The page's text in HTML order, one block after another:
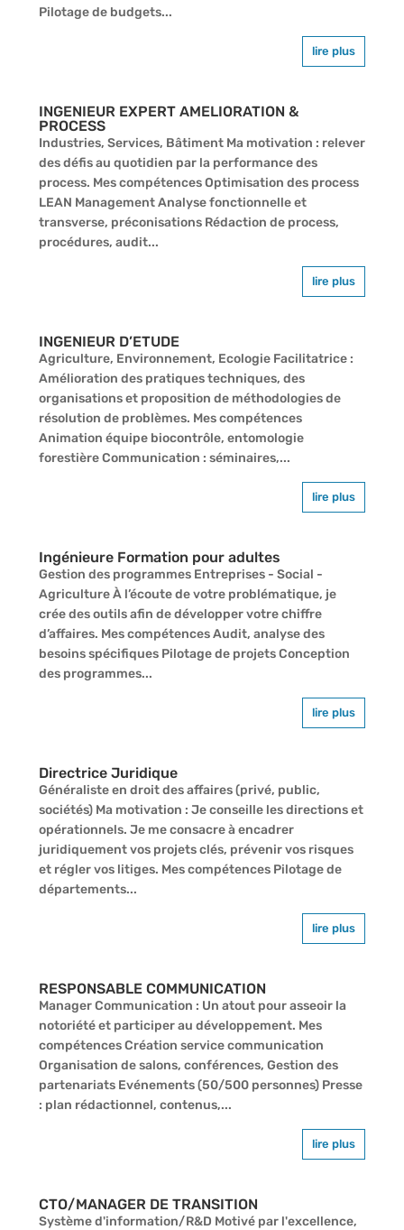
Pilotage de budgets...
lire plus
INGENIEUR EXPERT AMELIORATION &
PROCESS
Industries, Services, Bâtiment Ma motivation : relever
des défis au quotidien par la performance des
process. Mes compétences Optimisation des process
LEAN Management Analyse fonctionnelle et
transverse, préconisations Rédaction de process,
procédures, audit...
lire plus
INGENIEUR D’ETUDE
Agriculture, Environnement, Ecologie Facilitatrice :
Amélioration des pratiques techniques, des
organisations et proposition de méthodologies de
résolution de problèmes. Mes compétences
Animation équipe biocontrôle, entomologie
forestière Communication : séminaires,...
lire plus
Ingénieure Formation pour adultes
Gestion des programmes Entreprises - Social -
Agriculture À l’écoute de votre problématique, je
crée des outils afin de développer votre chiffre
d’affaires. Mes compétences Audit, analyse des
besoins spécifiques Pilotage de projets Conception
des programmes...
lire plus
Directrice Juridique
Généraliste en droit des affaires (privé, public,
sociétés) Ma motivation : Je conseille les directions et
opérationnels. Je me consacre à encadrer
juridiquement vos projets clés, prévenir vos risques
et régler vos litiges. Mes compétences Pilotage de
départements...
lire plus
RESPONSABLE COMMUNICATION
Manager Communication : Un atout pour asseoir la
notoriété et participer au développement. Mes
compétences Création service communication
Organisation de salons, conférences, Gestion des
partenariats Evénements (50/500 personnes) Presse
: plan rédactionnel, contenus,...
lire plus
CTO/MANAGER DE TRANSITION
Système d'information/R&D Motivé par l'excellence,